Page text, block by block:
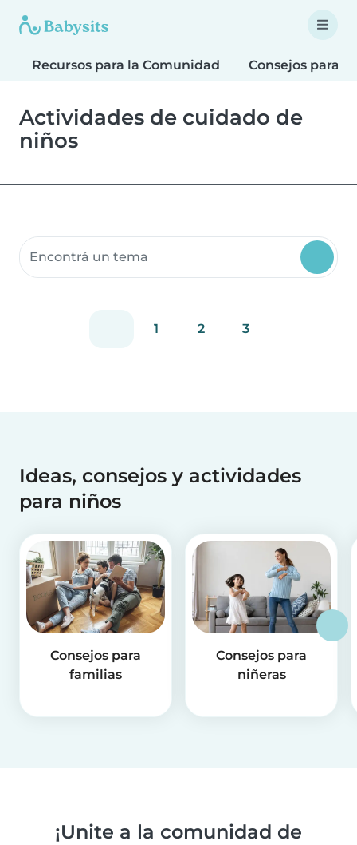
Recursos para la Comunidad Consejos para
Actividades de cuidado de
niños
Buscar recursos para la comunidad
1 2 3
Ideas, consejos y actividades
para niños
Consejos para
familias
Consejos para
niñeras
¡Unite a la comunidad de